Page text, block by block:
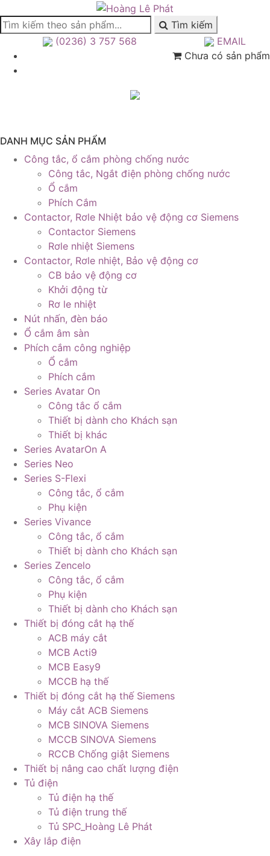
Tìm kiếm
(0236) 3 757 568
EMAIL
Chưa có sản phẩm
DANH MỤC SẢN PHẨM
Công tắc, ổ cắm phòng chống nước
Công tắc, Ngắt điện phòng chống nước
Ổ cắm
Phích Cắm
Contactor, Rơle Nhiệt bảo vệ động cơ Siemens
Contactor Siemens
Rơle nhiệt Siemens
Contactor, Rơle nhiệt, Bảo vệ động cơ
CB bảo vệ động cơ
Khởi động từ
Rơ le nhiệt
Nút nhấn, đèn báo
Ổ cắm âm sàn
Phích cắm công nghiệp
Ổ cắm
Phích cắm
Series Avatar On
Công tắc ổ cắm
Thiết bị dành cho Khách sạn
Thiết bị khác
Series AvatarOn A
Series Neo
Series S-Flexi
Công tắc, ổ cắm
Phụ kiện
Series Vivance
Công tắc, ổ cắm
Thiết bị dành cho Khách sạn
Series Zencelo
Công tắc, ổ cắm
Phụ kiện
Thiết bị dành cho Khách sạn
Thiết bị đóng cắt hạ thế
ACB máy cắt
MCB Acti9
MCB Easy9
MCCB hạ thế
Thiết bị đóng cắt hạ thế Siemens
Máy cắt ACB Siemens
MCB SINOVA Siemens
MCCB SINOVA Siemens
RCCB Chống giật Siemens
Thiết bị nâng cao chất lượng điện
Tủ điện
Tủ điện hạ thế
Tủ điện trung thế
Tủ SPC_Hoàng Lê Phát
Xây lắp điện